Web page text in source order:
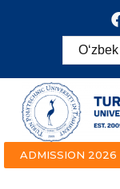
ADMISSION 2026